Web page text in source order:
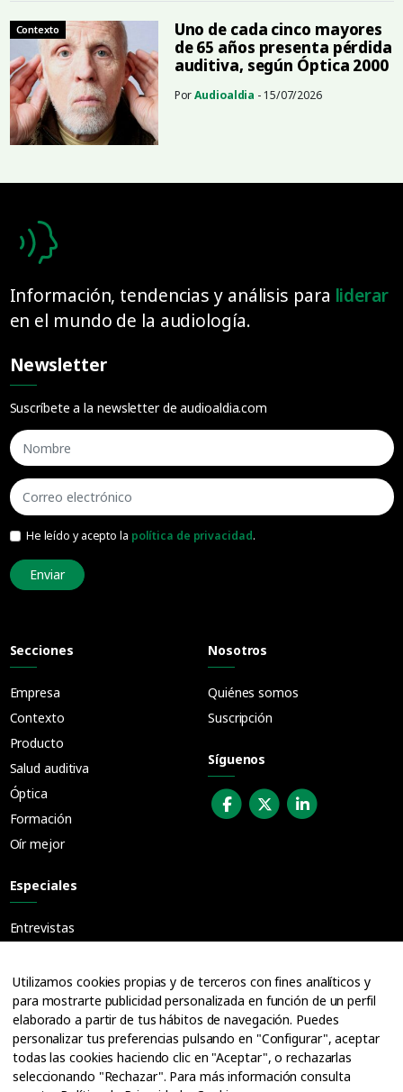
Contexto
Uno de cada cinco mayores
de 65 años presenta pérdida
auditiva, según Óptica 2000
PorAudioaldia - 15/07/2026
Información, tendencias y análisis para liderar
en el mundo de la audiología.
Newsletter
Suscríbete a la newsletter de audioaldia.com
He leído y acepto la política de privacidad.
Enviar
Secciones
Empresa
Contexto
Producto
Salud auditiva
Óptica
Formación
Oír mejor
Especiales
Entrevistas
Cuadernos
Ofertas de empleo
Nosotros
Quiénes somos
Suscripción
Síguenos
Utilizamos cookies propias y de terceros con fines analíticos y
para mostrarte publicidad personalizada en función de un perfil
elaborado a partir de tus hábitos de navegación. Puedes
personalizar tus preferencias pulsando en "Configurar", aceptar
todas las cookies haciendo clic en "Aceptar", o rechazarlas
seleccionando "Rechazar". Para más información consulta